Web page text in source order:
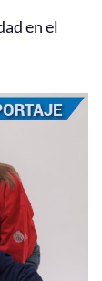
en el